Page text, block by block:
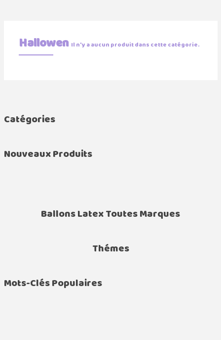
Hallowen Il n'y a aucun produit dans cette catégorie.
Catégories
Nouveaux Produits
Ballons Latex Toutes Marques
Thémes
Mots-Clés Populaires